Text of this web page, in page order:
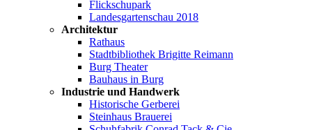
Flickschupark
Landesgartenschau 2018
Architektur
Rathaus
Stadtbibliothek Brigitte Reimann
Burg Theater
Bauhaus in Burg
Industrie und Handwerk
Historische Gerberei
Steinhaus Brauerei